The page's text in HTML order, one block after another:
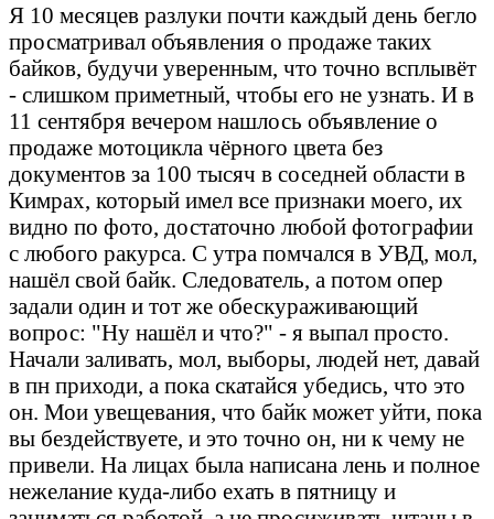
Я 10 месяцев разлуки почти каждый день бегло
просматривал объявления о продаже таких
байков, будучи уверенным, что точно всплывёт
- слишком приметный, чтобы его не узнать. И в
11 сентября вечером нашлось объявление о
продаже мотоцикла чёрного цвета без
документов за 100 тысяч в соседней области в
Кимрах, который имел все признаки моего, их
видно по фото, достаточно любой фотографии
с любого ракурса. С утра помчался в УВД, мол,
нашёл свой байк. Следователь, а потом опер
задали один и тот же обескураживающий
вопрос: "Ну нашёл и что?" - я выпал просто.
Начали заливать, мол, выборы, людей нет, давай
в пн приходи, а пока скатайся убедись, что это
он. Мои увещевания, что байк может уйти, пока
вы бездействуете, и это точно он, ни к чему не
привели. На лицах была написана лень и полное
нежелание куда-либо ехать в пятницу и